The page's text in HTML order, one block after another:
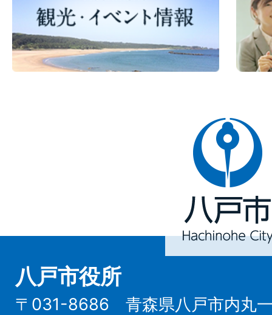
八
戸
市
Hachinohe
City
八戸市役所
〒031-8686 青森県八戸市内丸一